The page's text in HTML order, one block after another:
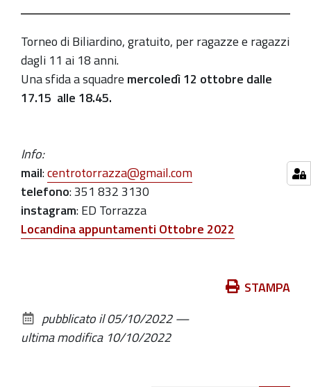
a
squadre,
partecipazione
gratuita,
e
ragazze
dagli
11
ai
12
ottobre
Torneo di Biliardino, gratuito, per ragazze e ragazzi
dagli 11 ai 18 anni.
Una sfida a squadre mercoledì 12 ottobre dalle
17.15 alle 18.45.
Info:
mail:centrotorrazza@gmail.com
telefono: 351 832 3130
instagram: ED Torrazza
Locandina appuntamenti Ottobre 2022
documento
STAMPA
pubblicato il05/10/2022—
ultima modifica 10/10/2022